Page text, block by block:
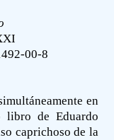
00-8
en
libro de Eduardo
caprichoso de la